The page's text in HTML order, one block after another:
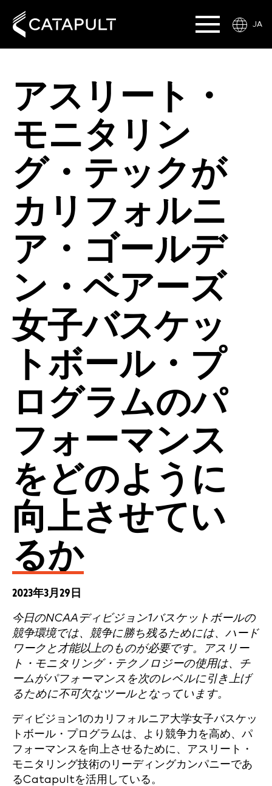
JA
アスリート・
モニタリン
グ・テックが
カリフォルニ
ア・ゴールデ
ン・ベアーズ
女子バスケッ
トボール・プ
ログラムのパ
フォーマンス
をどのように
向上させてい
るか
2023年3月29日
今日のNCAAディビジョン1バスケットボールの
競争環境では、競争に勝ち残るためには、ハード
ワークと才能以上のものが必要です。アスリー
ト・モニタリング・テクノロジーの使用は、チ
ームがパフォーマンスを次のレベルに引き上げ
るために不可欠なツールとなっています。
ディビジョン1のカリフォルニア大学女子バスケッ
トボール・プログラムは、より競争力を高め、パ
フォーマンスを向上させるために、アスリート・
モニタリング技術のリーディングカンパニーであ
るCatapultを活用している。